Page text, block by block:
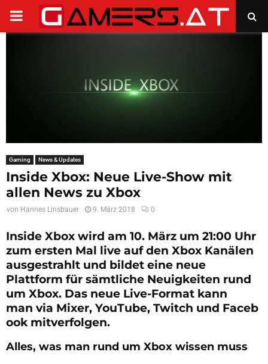
PRIMARY
Gaming News & Updates
Inside Xbox: Neue Live-Show mit
allen News zu Xbox
von Hannes Linsbauer 9. März 2018 0
Inside Xbox wird am 10. März um 21:00 Uhr
zum ersten Mal live auf den Xbox Kanälen
ausgestrahlt und bildet eine neue
Plattform für sämtliche Neuigkeiten rund
um Xbox. Das neue Live-Format kann
man via Mixer, YouTube, Twitch und Faceb
ook mitverfolgen.
Alles, was man rund um Xbox wissen muss